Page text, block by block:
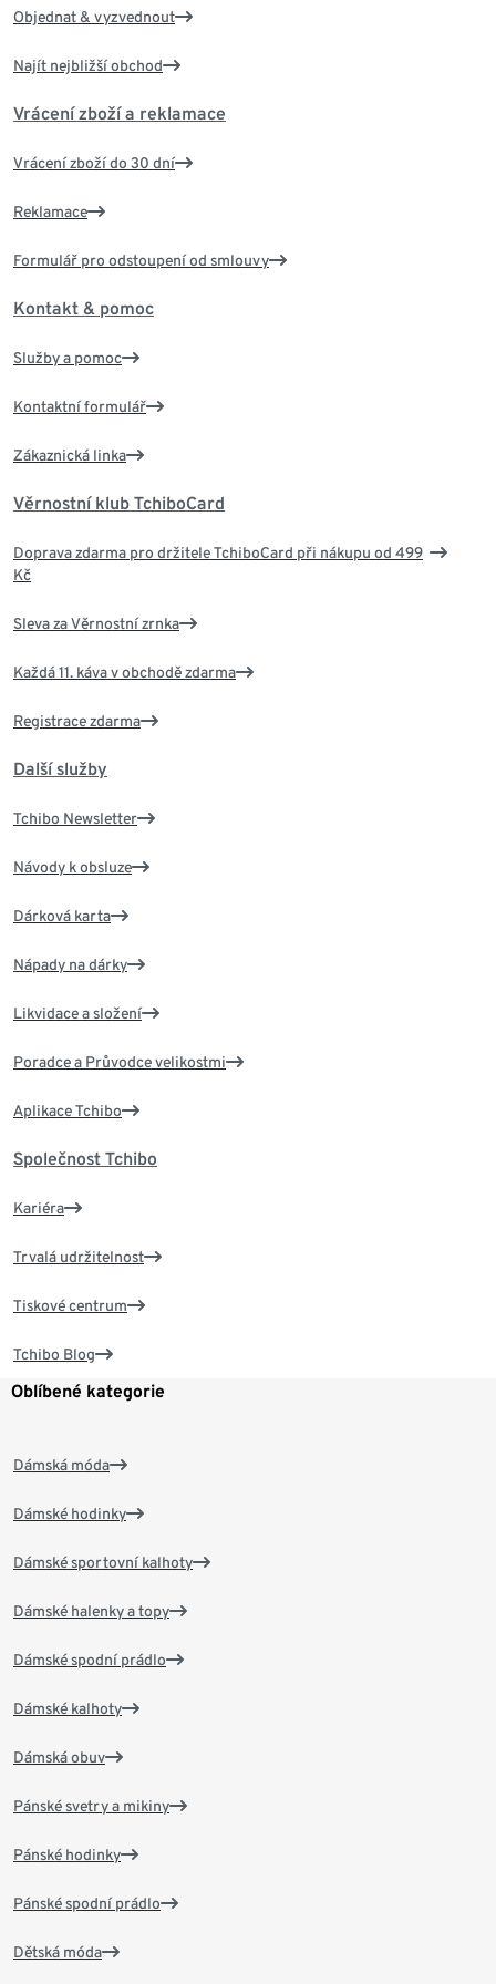
Objednat & vyzvednout
Najít nejbližší obchod
Vrácení zboží a reklamace
Vrácení zboží do 30 dní
Reklamace
Formulář pro odstoupení od smlouvy
Kontakt & pomoc
Služby a pomoc
Kontaktní formulář
Zákaznická linka
Věrnostní klub TchiboCard
Doprava zdarma pro držitele TchiboCard při nákupu od 499
Kč
Sleva za Věrnostní zrnka
Každá 11. káva v obchodě zdarma
Registrace zdarma
Další služby
Tchibo Newsletter
Návody k obsluze
Dárková karta
Nápady na dárky
Likvidace a složení
Poradce a Průvodce velikostmi
Aplikace Tchibo
Společnost Tchibo
Kariéra
Trvalá udržitelnost
Tiskové centrum
Tchibo Blog
Oblíbené kategorie
Dámská móda
Dámské hodinky
Dámské sportovní kalhoty
Dámské halenky a topy
Dámské spodní prádlo
Dámské kalhoty
Dámská obuv
Pánské svetry a mikiny
Pánské hodinky
Pánské spodní prádlo
Dětská móda